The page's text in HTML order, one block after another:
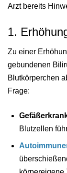
Arzt bereits
1.
Zu einer
gebundenen
Blutkörperchen
Frage:
Blutzellen